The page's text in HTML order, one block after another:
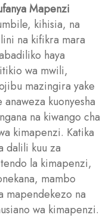
Mapenzi
kihisia, na
na kifikra mara
haya
wa mwili,
mazingira yake
kuonyesha
na kiwango cha
kimapenzi. Katika
dalili kuu za
la kimapenzi,
mambo
mapendekezo na
wa kimapenzi.